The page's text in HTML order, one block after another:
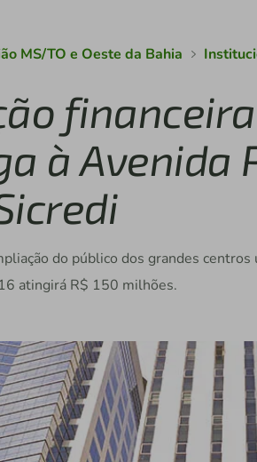
MS/TO e Oeste da Bahia
financeira
à Avenida
do público dos grandes
atingirá R$ 150 milhões.